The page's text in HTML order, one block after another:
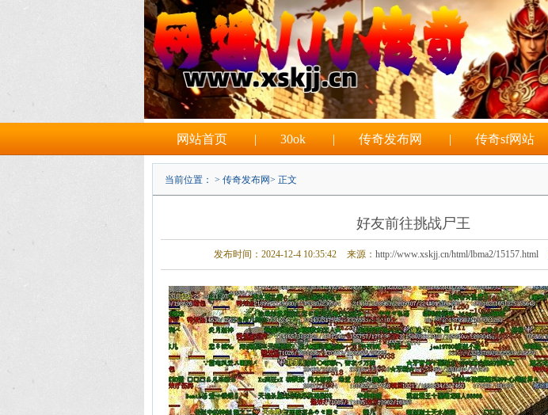
网站首页 | 30ok | 传奇发布网 | 传奇sf网站
当前位置： > 传奇发布网> 正文
好友前往挑战尸王
发布时间：2024-12-4 10:35:42 来源： http://www.xskjj.cn/html/lbma2/15157.html